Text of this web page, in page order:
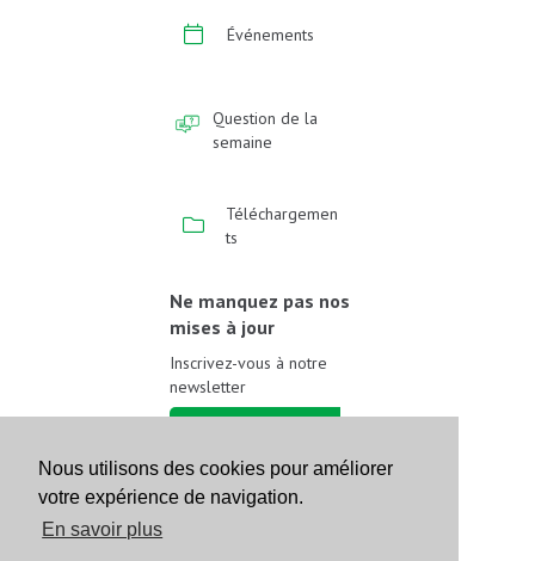
Nous utilisons des cookies pour améliorer
votre expérience de navigation.
En savoir plus
Événements
Question de la
semaine
Téléchargemen
ts
Ne manquez pas nos
mises à jour
Inscrivez-vous à notre
newsletter
Suivez-nous sur les